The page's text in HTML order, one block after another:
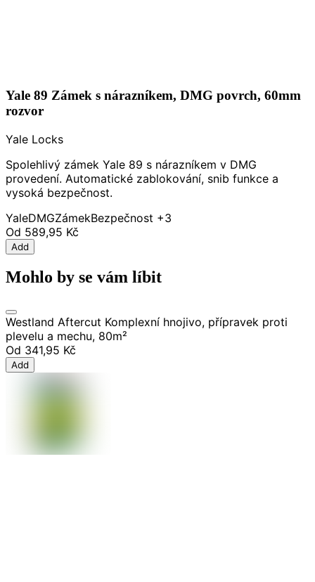
Yale 89 Zámek s nárazníkem, DMG povrch, 60mm
rozvor
Yale Locks
Spolehlivý zámek Yale 89 s nárazníkem v DMG
provedení. Automatické zablokování, snib funkce a
vysoká bezpečnost.
YaleDMGZámekBezpečnost +3
Od 589,95 Kč
Add
Mohlo by se vám líbit
Westland Aftercut Komplexní hnojivo, přípravek proti
plevelu a mechu, 80m²
Od 341,95 Kč
Add